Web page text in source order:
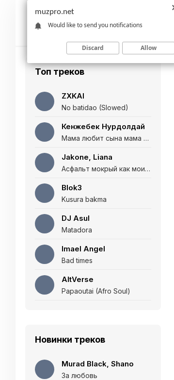
Топ треков
ZXKAI
No batidao (Slowed)
Кенжебек Нурдолдай
Мама любит сына мама любит дочь (Полная версия)
Jakone, Liana
Асфальт мокрый как мои глаза и я нарезаю
Blok3
Kusura bakma
DJ Asul
Matadora
Imael Angel
Bad times
AltVerse
Papaoutai (Afro Soul)
Новинки треков
Murad Black, Shano
За любовь
muzpro.net
Would like to send you notifications
Discard Allow